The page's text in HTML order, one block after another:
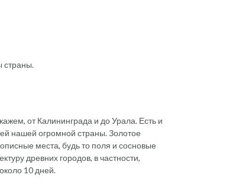
страны.
от Калининграда и до Урала. Есть и
нашей огромной страны. Золотое
места, будь то поля и сосновые
древних городов, в частности,
10 дней.